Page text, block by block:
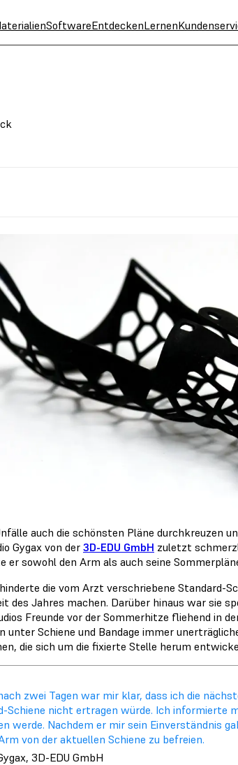
SoftwareEntdeckenLernen
auch die schönsten Pläne durchkreuzen
Gygax von der 3D-EDU GmbH zuletzt
er sowohl den Arm als auch seine
die vom Arzt verschriebene Standard-
des Jahres machen. Darüber hinaus war sie
Freunde vor der Sommerhitze fliehend in
unter Schiene und Bandage immer
die sich um die fixierte Stelle herum
zwei Tagen war mir klar, dass ich die
Schiene nicht ertragen würde. Ich informierte
werde. Nachdem er mir sein Einverständnis
von der aktuellen Schiene zu befreien.
3D-EDU GmbH